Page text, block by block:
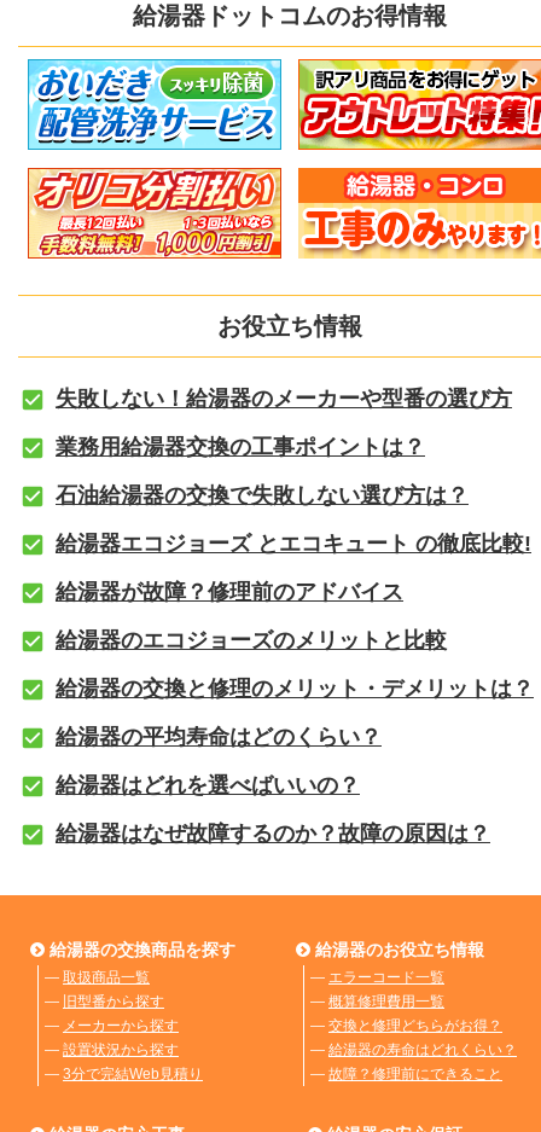
給湯器ドットコムのお得情報
お役立ち情報
失敗しない！給湯器のメーカーや型番の選び方
業務用給湯器交換の工事ポイントは？
石油給湯器の交換で失敗しない選び方は？
給湯器エコジョーズ とエコキュート の徹底比較!
給湯器が故障？修理前のアドバイス
給湯器のエコジョーズのメリットと比較
給湯器の交換と修理のメリット・デメリットは？
給湯器の平均寿命はどのくらい？
給湯器はどれを選べばいいの？
給湯器はなぜ故障するのか？故障の原因は？
給湯器の交換商品を探す
― 取扱商品一覧
― 旧型番から探す
― メーカーから探す
― 設置状況から探す
― 3分で完結Web見積り
給湯器のお役立ち情報
― エラーコード一覧
― 概算修理費用一覧
― 交換と修理どちらがお得？
― 給湯器の寿命はどれくらい？
― 故障？修理前にできること